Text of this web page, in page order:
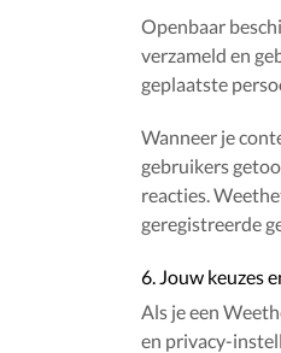
Openbaar
verzameld en
geplaatste
Wanneer je
gebruikers
reacties.
geregistreerde
6. Jouw keuzes
Als je een
en privacy-